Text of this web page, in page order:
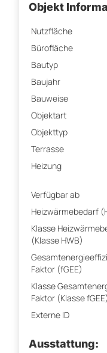
Objekt
Nutzfläche
Bürofläche
Bautyp
Baujahr
Bauweise
Objektart
Objekttyp
Terrasse
Heizung
Verfügbar ab
Heizwärmebedarf
Klasse
(Klasse HWB)
Faktor (fGEE)
Klasse
Faktor (Klasse fGEE)
Externe ID
Ausstattung: